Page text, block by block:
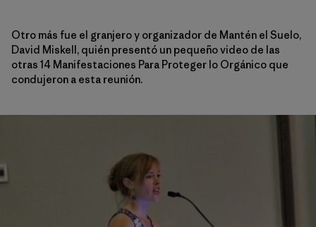
Otro más fue el granjero y organizador de Mantén el Suelo,
David Miskell, quién presentó un pequeño video de las
otras 14 Manifestaciones Para Proteger lo Orgánico que
condujeron a esta reunión.